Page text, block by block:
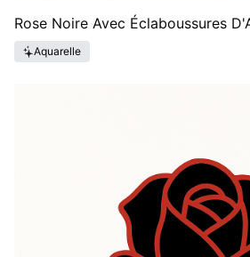
Rose Noire Avec Éclaboussures
Aquarelle